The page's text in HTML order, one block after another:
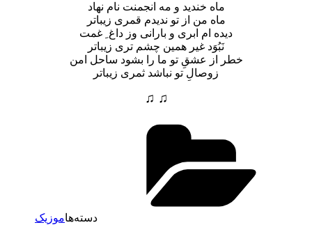
ماه خندید و مه انجمنت نام نهاد
ماه من از تو ندیدم قمری زیباتر
دیده ام ابری و بارانی وز داغ ِ غمت
نَبُوَد غیر همین چشم تری زیباتر
خطر از عشقِ تو ما را بشود ساحل امن
زوصالِ تو نباشد ثمری زیباتر
♫ ♫
دسته‌هاموزیک